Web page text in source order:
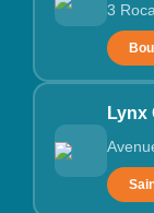
3
Lynx